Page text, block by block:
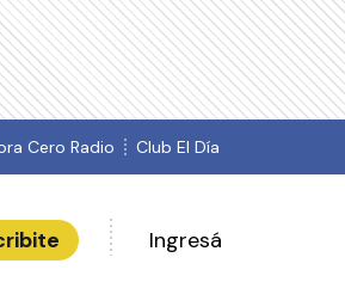
Cero Radio Club El Día
Ingresá